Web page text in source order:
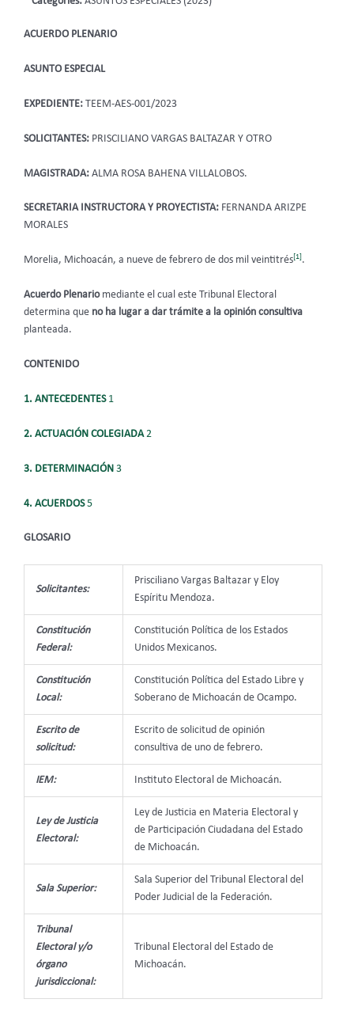
ACUERDO PLENARIO
ASUNTO ESPECIAL
EXPEDIENTE: TEEM-AES-001/2023
SOLICITANTES: PRISCILIANO VARGAS BALTAZAR Y OTRO
MAGISTRADA: ALMA ROSA BAHENA VILLALOBOS.
SECRETARIA INSTRUCTORA Y PROYECTISTA: FERNANDA ARIZPE
MORALES
Morelia, Michoacán, a nueve de febrero de dos mil veintitrés[1].
Acuerdo Plenariomediante el cual este Tribunal Electoral
determina que no ha lugar a dar trámite a la opinión consultiva
planteada.
CONTENIDO
1. ANTECEDENTES1
2. ACTUACIÓN COLEGIADA2
3. DETERMINACIÓN 3
4. ACUERDOS5
GLOSARIO
Solicitantes:
Prisciliano Vargas Baltazar y Eloy
Espíritu Mendoza.
Constitución
Federal:
Constitución Política de los Estados
Unidos Mexicanos.
Constitución
Local:
Constitución Política del Estado Libre y
Soberano de Michoacán de Ocampo.
Escrito de
solicitud:
Escrito de solicitud de opinión
consultiva de uno de febrero.
IEM: Instituto Electoral de Michoacán.
Ley de Justicia
Electoral:
Ley de Justicia en Materia Electoral y
de Participación Ciudadana del Estado
de Michoacán.
Sala Superior:
Sala Superior del Tribunal Electoral del
Poder Judicial de la Federación.
Tribunal
Electoral y/o
órgano
jurisdiccional:
Tribunal Electoral del Estado de
Michoacán.